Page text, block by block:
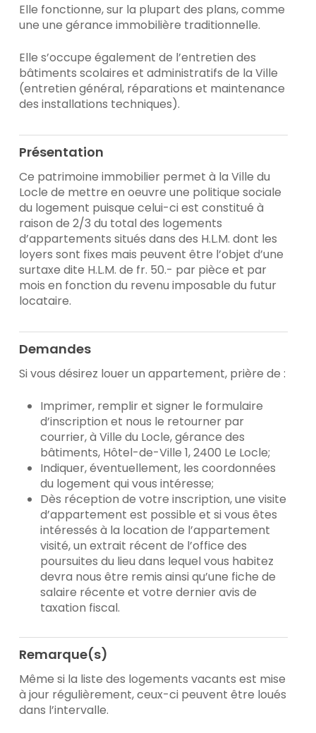
Elle fonctionne, sur la plupart des plans, comme
une une gérance immobilière traditionnelle.
Elle s’occupe également de l’entretien des
bâtiments scolaires et administratifs de la Ville
(entretien général, réparations et maintenance
des installations techniques).
Présentation
Ce patrimoine immobilier permet à la Ville du
Locle de mettre en oeuvre une politique sociale
du logement puisque celui-ci est constitué à
raison de 2/3 du total des logements
d’appartements situés dans des H.L.M. dont les
loyers sont fixes mais peuvent être l’objet d’une
surtaxe dite H.L.M. de fr. 50.- par pièce et par
mois en fonction du revenu imposable du futur
locataire.
Demandes
Si vous désirez louer un appartement, prière de :
Imprimer, remplir et signer le formulaire
d’inscription et nous le retourner par
courrier, à Ville du Locle, gérance des
bâtiments, Hôtel-de-Ville 1, 2400 Le Locle;
Indiquer, éventuellement, les coordonnées
du logement qui vous intéresse;
Dès réception de votre inscription, une visite
d’appartement est possible et si vous êtes
intéressés à la location de l’appartement
visité, un extrait récent de l’office des
poursuites du lieu dans lequel vous habitez
devra nous être remis ainsi qu’une fiche de
salaire récente et votre dernier avis de
taxation fiscal.
Remarque(s)
Même si la liste des logements vacants est mise
à jour régulièrement, ceux-ci peuvent être loués
dans l’intervalle.